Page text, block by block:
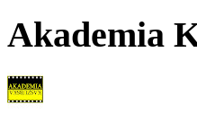
Akademia